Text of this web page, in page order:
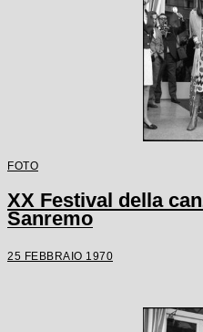
FOTO
XX Festival della
Sanremo
25 FEBBRAIO 1970